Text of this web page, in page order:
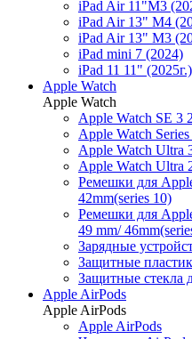
iPad Air 11"M3
iPad Air 13" M4
iPad Air 13" M3
iPad mini 7 (2024)
iPad 11 11" (2025г.)
Apple Watch
Apple Watch
Apple Watch SE 3
Apple Watch Series
Apple Watch Ultra
Apple Watch Ultra
Ремешки для
42mm(series 10)
Ремешки для
49 mm/
Зарядные
Защитные
Защитные стекла
Apple AirPods
Apple AirPods
Apple AirPods